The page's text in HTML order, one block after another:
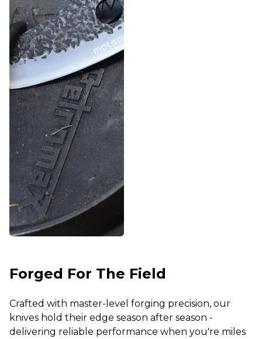
Forged For The Field
Crafted with master-level forging precision, our
knives hold their edge season after season -
delivering reliable performance when you're miles